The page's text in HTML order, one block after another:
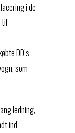
i de
DD’s
som
ledning,
ind